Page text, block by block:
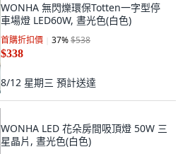
WONHA 無閃爍環保Totten一字型停
車場燈 LED60W, 晝光色(白色)
首購折扣價 37%$538
$338
8/12 星期三 預計送達
WONHA LED 花朵房間吸頂燈 50W 三
星晶片, 晝光色(白色)